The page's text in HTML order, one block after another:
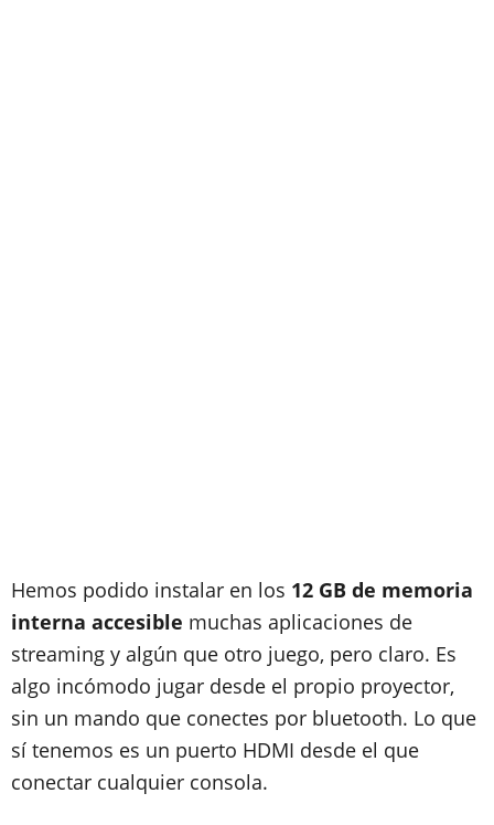
Hemos podido instalar en los 12 GB de memoria
interna accesible muchas aplicaciones de
streaming y algún que otro juego, pero claro. Es
algo incómodo jugar desde el propio proyector,
sin un mando que conectes por bluetooth. Lo que
sí tenemos es un puerto HDMI desde el que
conectar cualquier consola.